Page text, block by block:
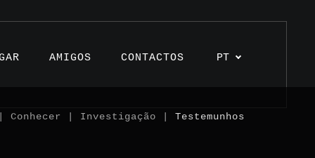
PT
AMIGOS CONTACTOS
Conhecer | Investigação | Testemunhos